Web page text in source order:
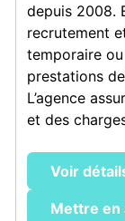
depuis 2008.
recrutement
temporaire
prestations
L’agence
et des
Voir
Mettre en